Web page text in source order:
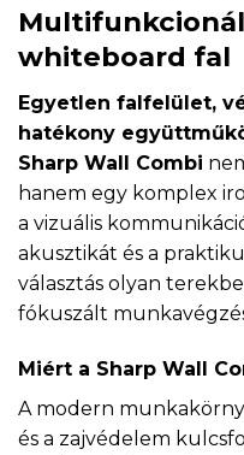
whiteboard fal
Egyetlen falfelület,
hatékony
Sharp Wall Combi
hanem egy komplex
a vizuális
akusztikát és a
választás olyan
fókuszált
Miért a Sharp Wall
A modern
és a zajvédelem